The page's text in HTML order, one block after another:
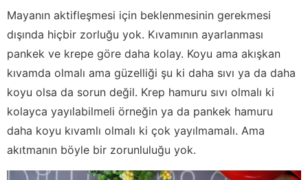
Mayanın aktifleşmesi için beklenmesinin gerekmesi
dışında hiçbir zorluğu yok. Kıvamının ayarlanması
pankek ve krepe göre daha kolay. Koyu ama akışkan
kıvamda olmalı ama güzelliği şu ki daha sıvı ya da daha
koyu olsa da sorun değil. Krep hamuru sıvı olmalı ki
kolayca yayılabilmeli örneğin ya da pankek hamuru
daha koyu kıvamlı olmalı ki çok yayılmamalı. Ama
akıtmanın böyle bir zorunluluğu yok.